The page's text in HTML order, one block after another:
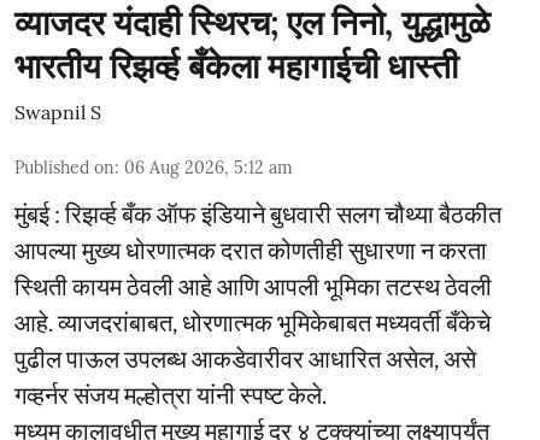
व्याजदर यंदाही स्थिरच; एल निनो, युद्धामुळे
भारतीय रिझर्व्ह बँकेला महागाईची धास्ती
Swapnil S
Published on: 06 Aug 2026, 5:12 am
मुंबई : रिझर्व्ह बँक ऑफ इंडियाने बुधवारी सलग चौथ्या बैठकीत
आपल्या मुख्य धोरणात्मक दरात कोणतीही सुधारणा न करता
स्थिती कायम ठेवली आहे आणि आपली भूमिका तटस्थ ठेवली
आहे. व्याजदरांबाबत, धोरणात्मक भूमिकेबाबत मध्यवर्ती बँकेचे
पुढील पाऊल उपलब्ध आकडेवारीवर आधारित असेल, असे
गव्हर्नर संजय मल्होत्रा यांनी स्पष्ट केले.
मध्यम कालावधीत मुख्य महागाई दर ४ टक्क्यांच्या लक्ष्यापर्यंत